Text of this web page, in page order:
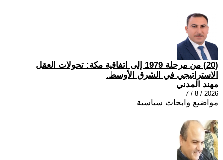
(20) من مرحلة 1979 إلى اتفاقية مكة: تحولات العقل
الاستراتيجي في الشرق الأوسط.
مهند المدني
2026 / 8 / 7
مواضيع وابحاث سياسية